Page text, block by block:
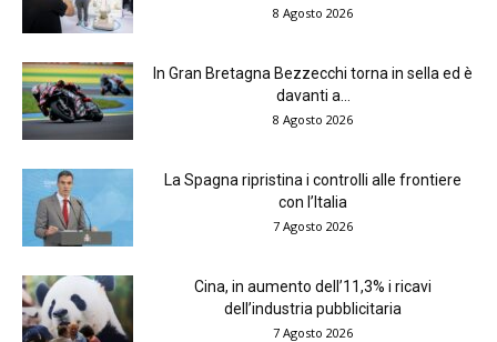
8 Agosto 2026
In Gran Bretagna Bezzecchi torna in sella ed è
davanti a...
8 Agosto 2026
La Spagna ripristina i controlli alle frontiere
con l’Italia
7 Agosto 2026
Cina, in aumento dell’11,3% i ricavi
dell’industria pubblicitaria
7 Agosto 2026